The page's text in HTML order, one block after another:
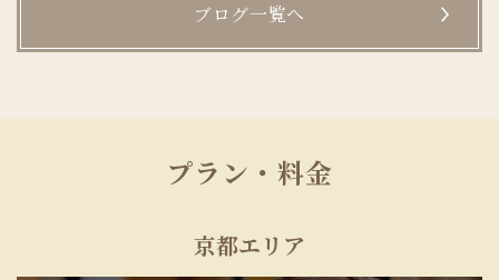
ブログ一覧へ
プラン・料金
京都エリア